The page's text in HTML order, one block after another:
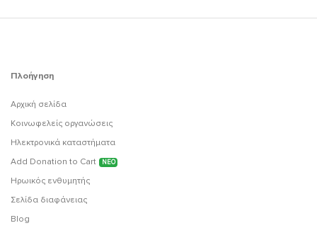
Πλοήγηση
Αρχική σελίδα
Κοινωφελείς οργανώσεις
Ηλεκτρονικά καταστήματα
Add Donation to Cart
ΝΕΟ
Ηρωικός ενθυμητής
Σελίδα διαφάνειας
Blog